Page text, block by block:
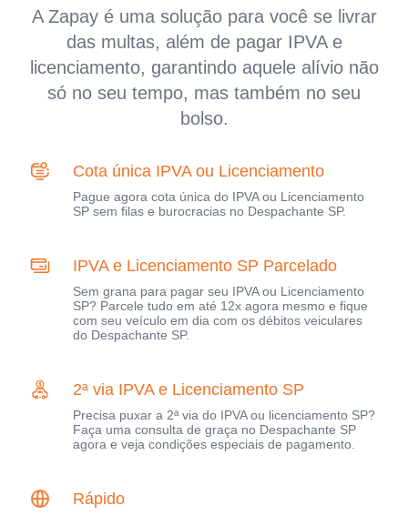
A Zapay é uma solução para você se livrar
das multas, além de pagar IPVA e
licenciamento, garantindo aquele alívio não
só no seu tempo, mas também no seu
bolso.
Cota única IPVA ou Licenciamento
Pague agora cota única do IPVA ou Licenciamento
SP sem filas e burocracias no Despachante SP.
IPVA e Licenciamento SP Parcelado
Sem grana para pagar seu IPVA ou Licenciamento
SP? Parcele tudo em até 12x agora mesmo e fique
com seu veículo em dia com os débitos veiculares
do Despachante SP.
2ª via IPVA e Licenciamento SP
Precisa puxar a 2ª via do IPVA ou licenciamento SP?
Faça uma consulta de graça no Despachante SP
agora e veja condições especiais de pagamento.
Rápido